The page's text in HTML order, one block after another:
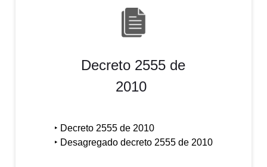
Decreto 2555 de
2010
‣ Decreto 2555 de 2010
‣ Desagregado decreto 2555 de 2010